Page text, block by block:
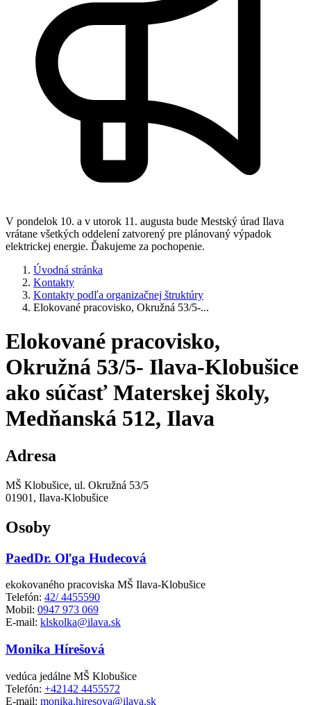
V pondelok 10. a v utorok 11. augusta bude Mestský úrad Ilava
vrátane všetkých oddelení zatvorený pre plánovaný výpadok
elektrickej energie. Ďakujeme za pochopenie.
Úvodná stránka
Kontakty
Kontakty podľa organizačnej štruktúry
Elokované pracovisko, Okružná 53/5-...
Elokované pracovisko,
Okružná 53/5- Ilava-Klobušice
ako súčasť Materskej školy,
Medňanská 512, Ilava
Adresa
MŠ Klobušice, ul. Okružná 53/5
01901, Ilava-Klobušice
Osoby
PaedDr. Oľga Hudecová
ekokovaného pracoviska MŠ Ilava-Klobušice
Telefón: 42/ 4455590
Mobil: 0947 973 069
E-mail: klskolka@ilava.sk
Monika Hírešová
vedúca jedálne MŠ Klobušice
Telefón: +42142 4455572
E-mail: monika.hiresova@ilava.sk